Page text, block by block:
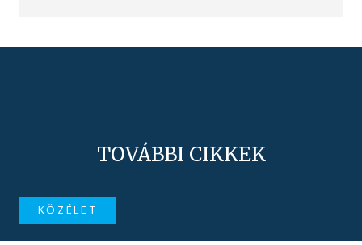
TOVÁBBI CIKKEK
KÖZÉLET